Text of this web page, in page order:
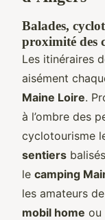
Balades,
proximité des
Les itinéraires
aisément
Maine Loire.
à l’ombre des
cyclotourisme
sentiers
le camping
les amateurs
mobil home ou